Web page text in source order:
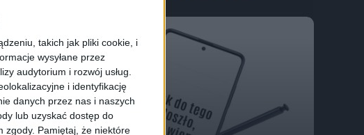
takich jak pliki cookie, i
wysyłane przez
audytorium i rozwój usług.
i identyfikację
danych przez nas i naszych
lub uzyskać dostęp do
zgody. Pamiętaj, że niektóre